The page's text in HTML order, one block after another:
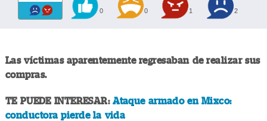
0 0 1 2
Las víctimas aparentemente regresaban de realizar sus
compras.
TE PUEDE INTERESAR:Ataque armado en Mixco:
conductora pierde la vida